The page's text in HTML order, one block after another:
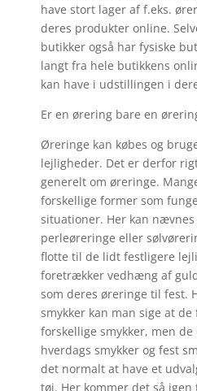
have stort lager af f.eks.
deres produkter online.
butikker også har fysiske
langt fra hele butikkens
kan have i udstillingen i
Er en ørering bare en
Øreringe kan købes og
lejligheder. Det er derfor
generelt om øreringe.
forskellige former som
situationer. Her kan
perleøreringe eller
flotte til de lidt festligere
foretrækker vedhæng af
som deres øreringe til fest.
smykker kan man sige at
forskellige smykker, men
hverdags smykker og fest
det normalt at have et
tøj. Her kommer det så